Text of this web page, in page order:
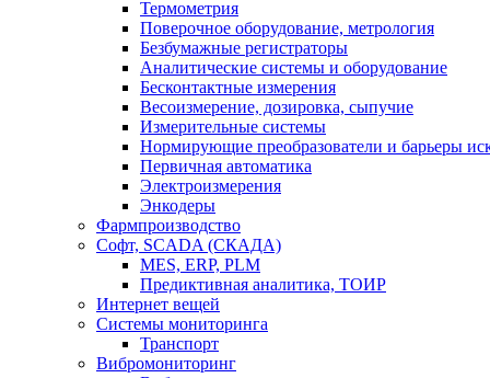
Термометрия
Поверочное оборудование, метрология
Безбумажные регистраторы
Аналитические системы и оборудование
Бесконтактные измерения
Весоизмерение, дозировка, сыпучие
Измерительные системы
Нормирующие преобразователи и барьеры
Первичная автоматика
Электроизмерения
Энкодеры
Фармпроизводство
Софт, SCADA (СКАДА)
MES, ERP, PLM
Предиктивная аналитика, ТОИР
Интернет вещей
Системы мониторинга
Транспорт
Вибромониторинг